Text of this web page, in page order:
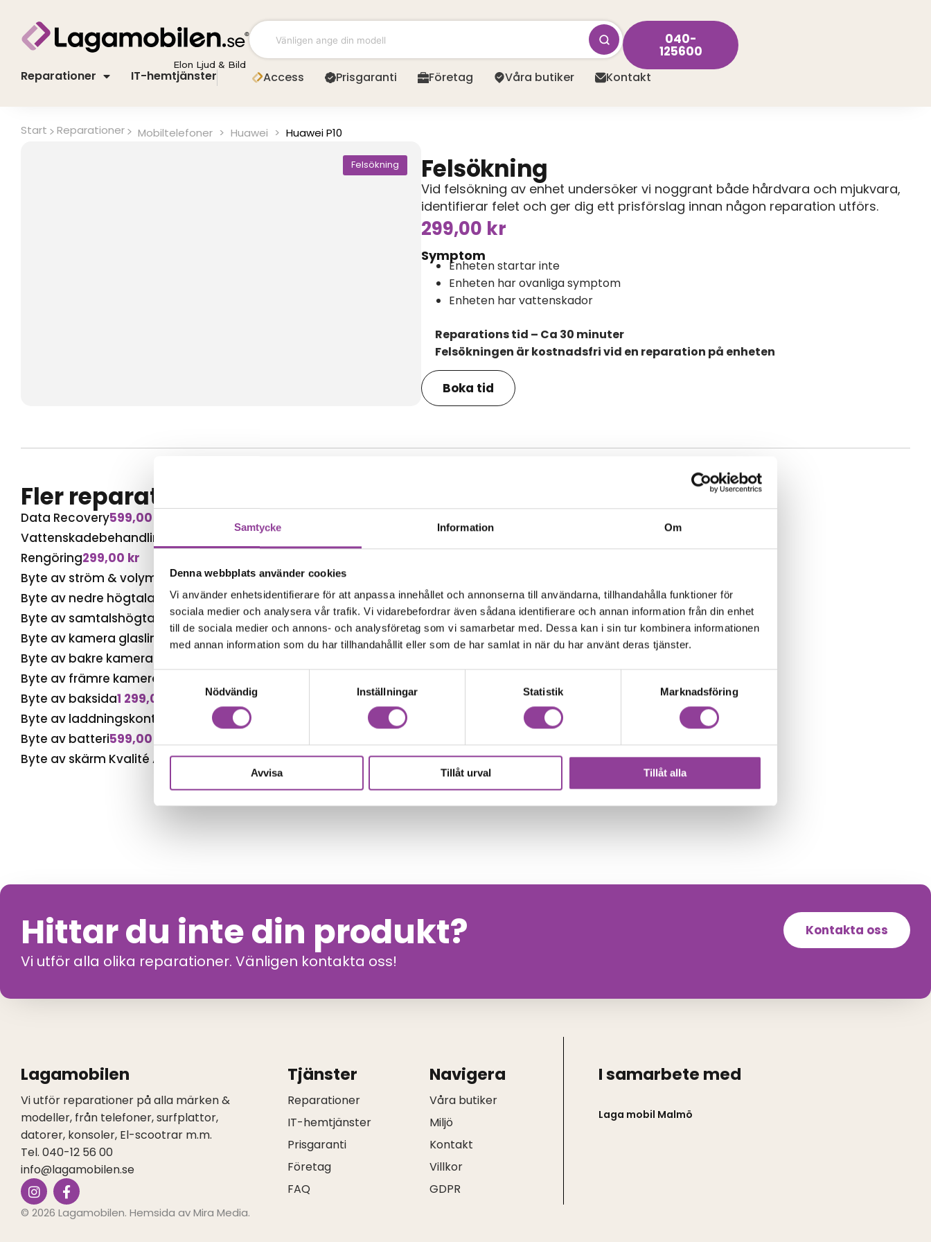
Samtycke Information Om
Denna webbplats använder cookies
Vi använder enhetsidentifierare för att anpassa innehållet och annonserna till användarna, tillhandahålla funktioner för
sociala medier och analysera vår trafik. Vi vidarebefordrar även sådana identifierare och annan information från din enhet
till de sociala medier och annons- och analysföretag som vi samarbetar med. Dessa kan i sin tur kombinera informationen
med annan information som du har tillhandahållit eller som de har samlat in när du har använt deras tjänster.
Samtyckesval
Nödvändig
Inställningar Statistik Marknadsföring
Avvisa Tillåt urval Tillåt alla
innehåll
Elon Ljud & Bild
040-
125600
Reparationer IT-hemtjänster Access Prisgaranti Företag Våra butiker Kontakt
Start Reparationer Mobiltelefoner > Huawei > Huawei P10
Felsökning Felsökning
Vid felsökning av enhet undersöker vi noggrant både hårdvara och mjukvara,
identifierar felet och ger dig ett prisförslag innan någon reparation utförs.
299,00 kr
Symptom
Enheten startar inte
Enheten har ovanliga symptom
Enheten har vattenskador
Reparations tid – Ca 30 minuter
Felsökningen är kostnadsfri vid en reparation på enheten
Boka tid
Fler reparationer för samma modell
Data Recovery599,00
Vattenskadebehandling
Rengöring299,00 kr
Byte av ström & volym
499,00kr
Byte av nedre högtalare
599,00kr
Byte av samtalshögtalare499,00kr
Byte av kamera glaslins
499,00
Byte av bakre kamera
Byte av främre kamera
Byte av baksida1 299,00
Byte av laddningskontakt
699,00
kr
Byte av batteri599,00
Byte av skärm Kvalité A (Original Display)1 499,00kr
Hittar du inte din produkt?
Vi utför alla olika reparationer. Vänligen kontakta oss!
Kontakta oss
Lagamobilen
Vi utför reparationer på alla märken &
modeller, från telefoner, surfplattor,
datorer, konsoler, El-scootrar m.m.
Tel. 040-12 56 00
info@lagamobilen.se
I
n
s
F
a
c
e
Tjänster
Reparationer
IT-hemtjänster
Prisgaranti
Företag
FAQ
Navigera
Våra butiker
Miljö
Kontakt
Villkor
GDPR
I samarbete med
Laga mobil Malmö
© 2026 Lagamobilen. Hemsida avMira Media.